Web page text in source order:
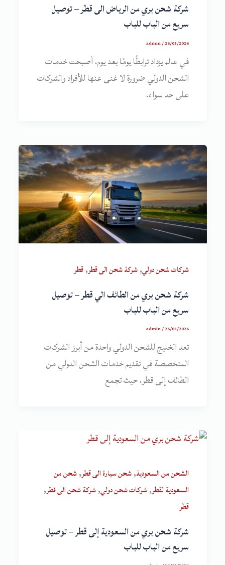
شركة شحن بري من الرياض الى قطر – توصيل
سريع من الباب للباب
admin/26/03/2026
في عالم يزداد ترابطًا يومًا بعد يوم، أصبحت خدمات
الشحن الدولي ضرورة لا غنى عنها للأفراد والشركات
على حد سواء.
شركات شحن دولي,شركة شحن الى قطر,قطر
شركة شحن بري من الطائف الي قطر – توصيل
سريع من الباب للباب
admin/26/03/2026
تعد الخليج للشحن الدولي واحدة من أبرز الشركات
المتخصصة في تقديم خدمات الشحن الدولي من
الطائف إلى قطر، حيث تجمع
الشحن من السعودية,شحن سيارة الى قطر,شحن من
السعودية لقطر,شركات شحن دولي,شركة شحن الى قطر,
قطر
شركة شحن بري من السعودية إلى قطر – توصيل
سريع من الباب للباب